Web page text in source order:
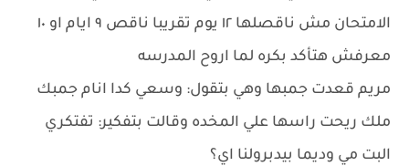
الامتحان مش ناقصلها ١٢ يوم تقريبا ناقص ٩ ايام او ١٠
معرفش هتأكد بكره لما اروح المدرسه
مريم قعدت جمبها وهي بتقول: وسعي كدا انام جمبك
ملك ريحت راسها علي المخده وقالت بتفكير: تفتكري
البت مي وديما بيدبرولنا اي؟